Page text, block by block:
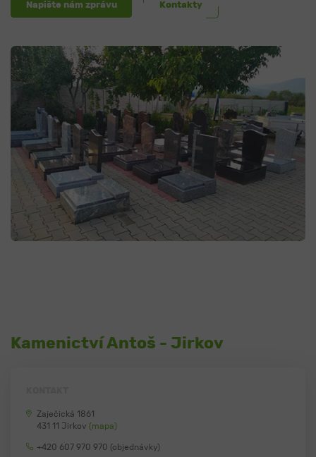
Napište nám zprávu Kontakty
Kamenictví Antoš - Jirkov
Zaječická 1861
431 11 Jirkov (mapa)
+420 607 970 970 (objednávky)